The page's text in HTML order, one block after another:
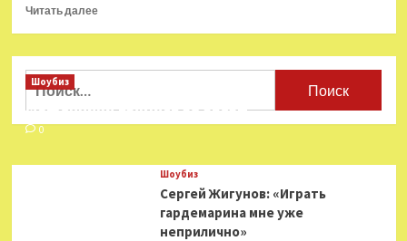
Читать далееПрочитать
«Убийцы
с Ди Каприо
стартовали
млн
Найти:
Шоубиз
Мошенники взялись за звезд
0
Шоубиз
Сергей Жигунов: «Играть
гардемарина мне уже
неприлично»